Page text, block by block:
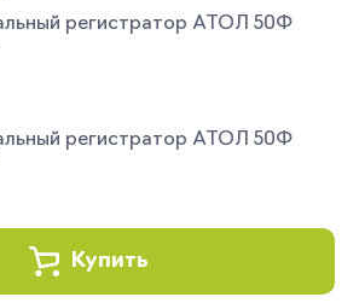
регистратор АТОЛ 50Ф
регистратор АТОЛ 50Ф
Купить